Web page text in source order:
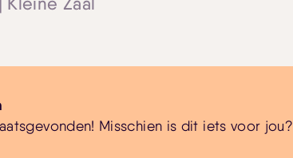
Misschien is dit iets voor jou?